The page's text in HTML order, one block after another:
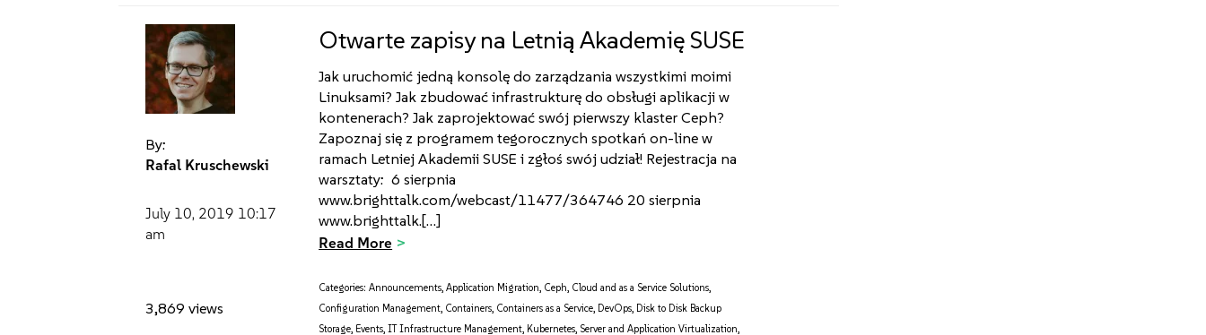
By:
Rafal Kruschewski
July 10, 2019 10:17
am
3,869 views
Otwarte zapisy na Letnią Akademię SUSE
Jak uruchomić jedną konsolę do zarządzania wszystkimi moimi
Linuksami? Jak zbudować infrastrukturę do obsługi aplikacji w
kontenerach? Jak zaprojektować swój pierwszy klaster Ceph?
Zapoznaj się z programem tegorocznych spotkań on-line w
ramach Letniej Akademii SUSE i zgłoś swój udział! Rejestracja na
warsztaty: 6 sierpnia
www.brighttalk.com/webcast/11477/364746 20 sierpnia
www.brighttalk.[…]
Read More
Categories: Announcements,Application Migration, Ceph, Cloud and as a Service Solutions,
Configuration Management, Containers, Containers as a Service, DevOps, Disk to Disk Backup
Storage, Events,IT Infrastructure Management, Kubernetes, Server and Application Virtualization,